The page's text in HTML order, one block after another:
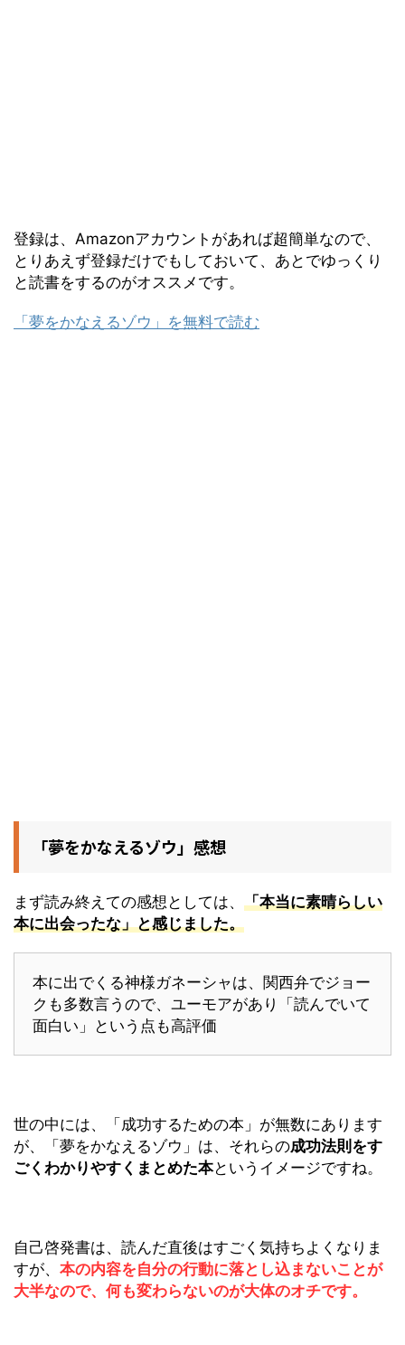
登録は、Amazonアカウントがあれば超簡単なので、
とりあえず登録だけでもしておいて、あとでゆっくり
と読書をするのがオススメです。
「夢をかなえるゾウ」を無料で読む
「夢をかなえるゾウ」感想
まず読み終えての感想としては、 「本当に素晴らしい
本に出会ったな」と感じました。
本に出でくる神様ガネーシャは、関西弁でジョー
クも多数言うので、ユーモアがあり「読んでいて
面白い」という点も高評価
世の中には、「成功するための本」が無数にあります
が、「夢をかなえるゾウ」は、それらの成功法則をす
ごくわかりやすくまとめた本というイメージですね。
自己啓発書は、読んだ直後はすごく気持ちよくなりま
すが、 本の内容を自分の行動に落とし込まないことが
大半なので、何も変わらないのが大体のオチです。